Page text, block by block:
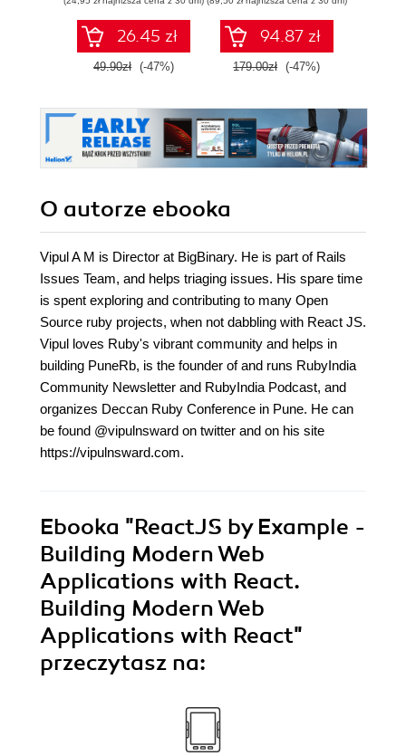
26.45 zł
49.90zł (-47%)
94.87 zł
179.00zł (-47%)
O autorze ebooka
Vipul A M is Director at BigBinary. He is part of Rails
Issues Team, and helps triaging issues. His spare time
is spent exploring and contributing to many Open
Source ruby projects, when not dabbling with React JS.
Vipul loves Ruby's vibrant community and helps in
building PuneRb, is the founder of and runs RubyIndia
Community Newsletter and RubyIndia Podcast, and
organizes Deccan Ruby Conference in Pune. He can
be found @vipulnsward on twitter and on his site
https://vipulnsward.com.
Ebooka "ReactJS by Example -
Building Modern Web
Applications with React.
Building Modern Web
Applications with React"
przeczytasz na: